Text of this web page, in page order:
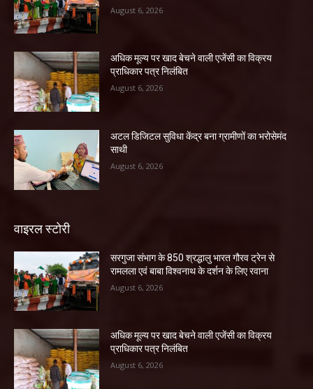
August 6, 2026
अधिक मूल्य पर खाद बेचने वाली एजेंसी का विक्रय
प्राधिकार पत्र निलंबित
August 6, 2026
अटल डिजिटल सुविधा केंद्र बना ग्रामीणों का भरोसेमंद
साथी
August 6, 2026
वाइरल स्टोरी
सरगुजा संभाग के 850 श्रद्धालु भारत गौरव ट्रेन से
रामलला एवं बाबा विश्वनाथ के दर्शन के लिए रवाना
August 6, 2026
अधिक मूल्य पर खाद बेचने वाली एजेंसी का विक्रय
प्राधिकार पत्र निलंबित
August 6, 2026